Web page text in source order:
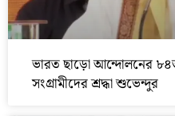
ভারত ছাড়ো আন্দোলনের
সংগ্রামীদের শ্রদ্ধা শুভেন্দুর